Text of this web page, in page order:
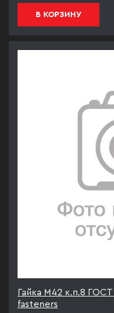
В КОРЗИНУ
Гайка М42 к.п.8
fasteners